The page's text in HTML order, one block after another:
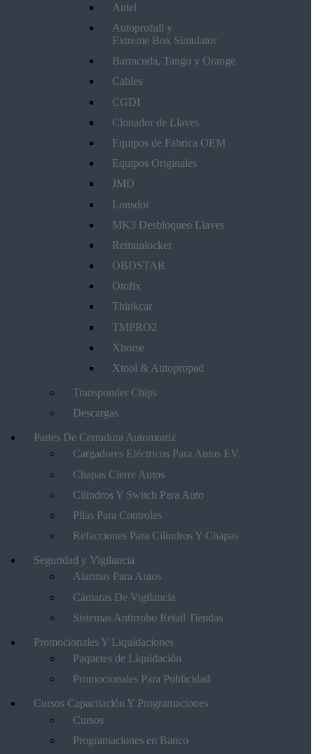
Autel
Autoprofull y
Extreme Box Simulator
Barracuda, Tango y Orange
Cables
CGDI
Clonador de Llaves
Equipos de Fabrica OEM
Equipos Originales
JMD
Lonsdor
MK3 Desbloqueo Llaves
Remunlocker
OBDSTAR
Otofix
Thinkcar
TMPRO2
Xhorse
Xtool & Autopropad
Transponder Chips
Descargas
Partes De Cerradura Automotriz
Cargadores Eléctricos Para Autos EV
Chapas Cierre Autos
Cilindros Y Switch Para Auto
Pilas Para Controles
Refacciones Para Cilindros Y Chapas
Seguridad y Vigilancia
Alarmas Para Autos
Cámaras De Vigilancia
Sistemas Antirrobo Retail Tiendas
Promocionales Y Liquidaciones
Paquetes de Liquidación
Promocionales Para Publicidad
Cursos Capacitación Y Programaciones
Cursos
Programaciones en Banco